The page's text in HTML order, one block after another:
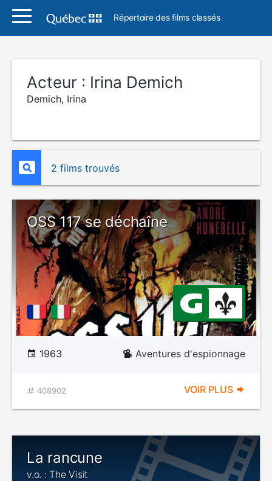
Répertoire des films classés
Acteur : Irina Demich
Demich, Irina
2 films trouvés
OSS 117 se déchaîne
1963 Aventures d'espionnage
408902 VOIR PLUS
La rancune
v.o. : The Visit